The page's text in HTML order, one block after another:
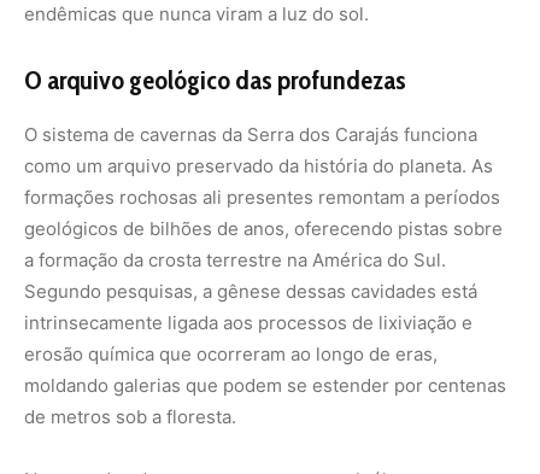
endêmicas que nunca viram a luz do sol.
O arquivo geológico das profundezas
O sistema de cavernas da Serra dos Carajás funciona
como um arquivo preservado da história do planeta. As
formações rochosas ali presentes remontam a períodos
geológicos de bilhões de anos, oferecendo pistas sobre
a formação da crosta terrestre na América do Sul.
Segundo pesquisas, a gênese dessas cavidades está
intrinsecamente ligada aos processos de lixiviação e
erosão química que ocorreram ao longo de eras,
moldando galerias que podem se estender por centenas
de metros sob a floresta.